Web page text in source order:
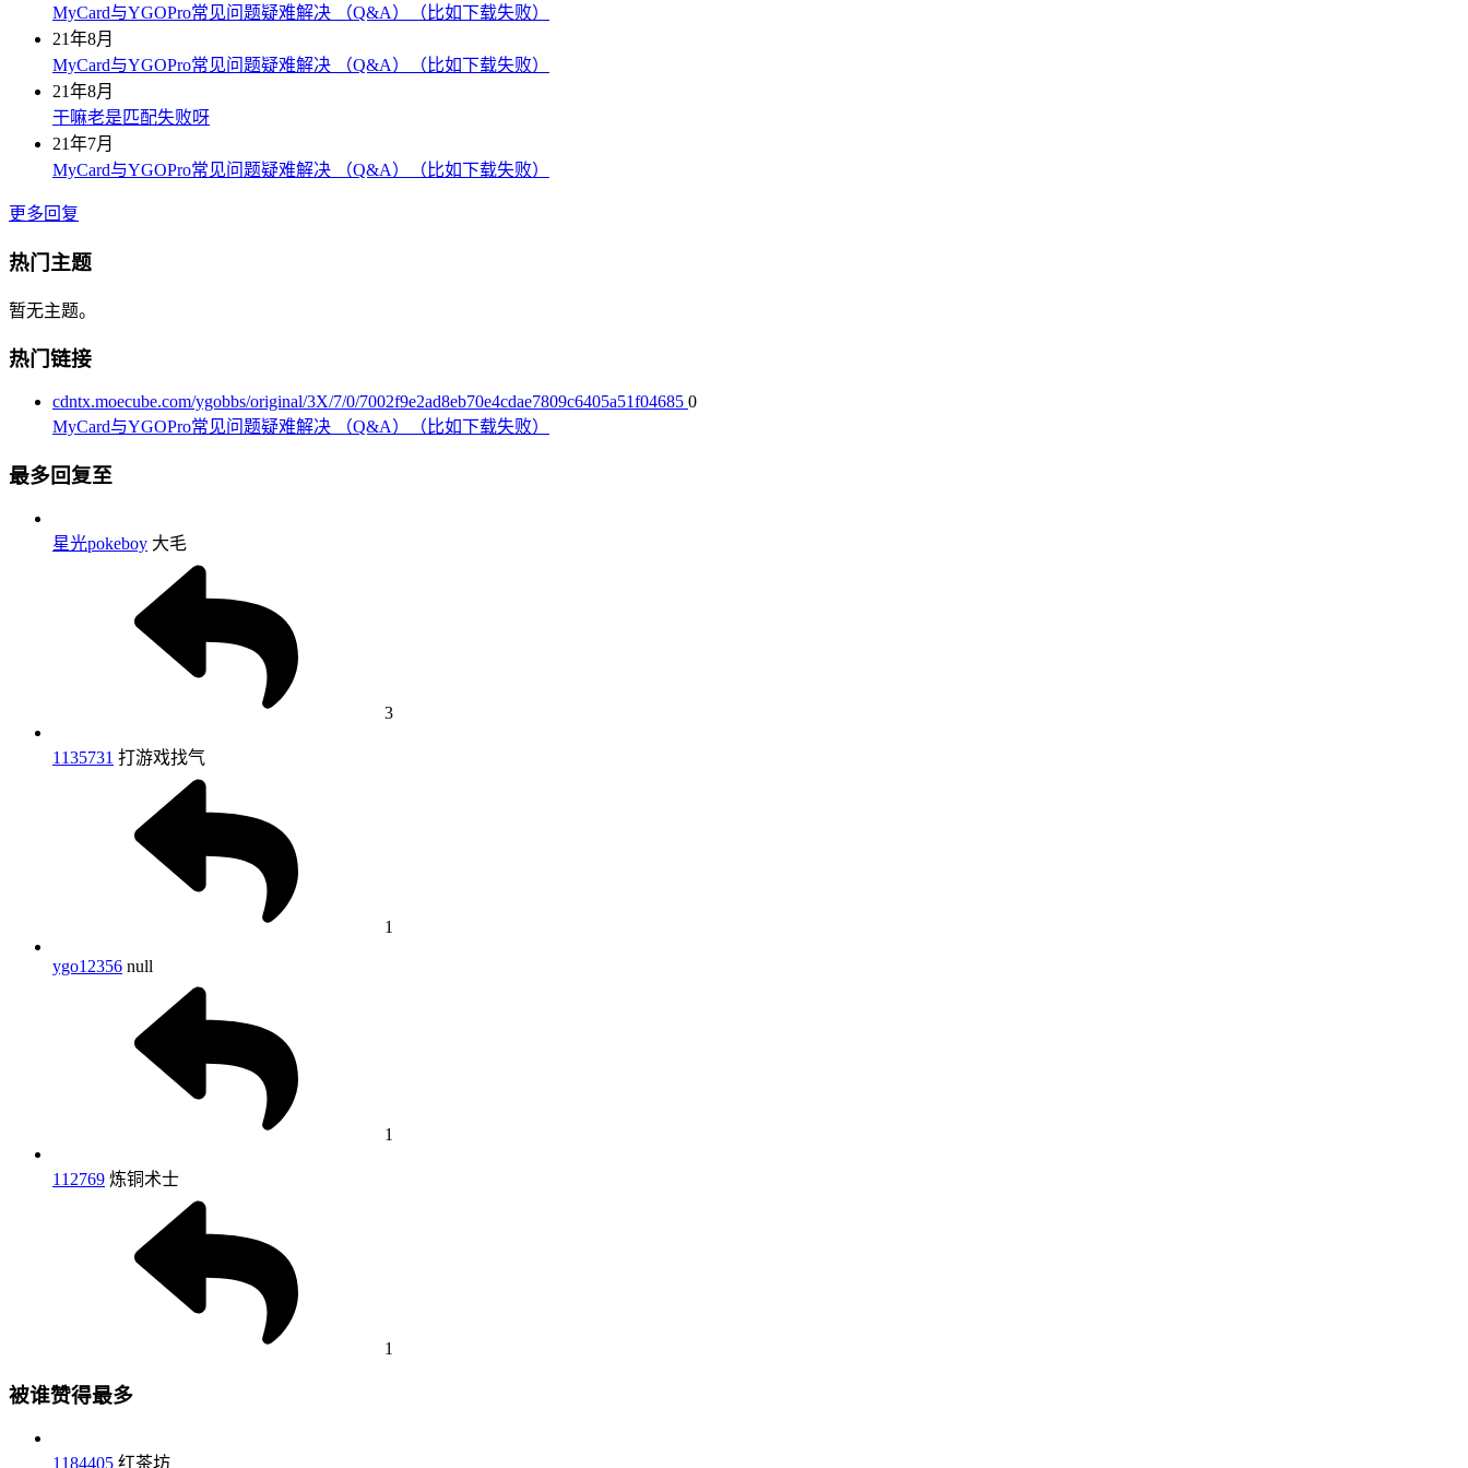
MyCard与YGOPro常见问题疑难解决 （Q&A）（比如下载失败）
21年8月
MyCard与YGOPro常见问题疑难解决 （Q&A）（比如下载失败）
21年8月
干嘛老是匹配失败呀
21年7月
MyCard与YGOPro常见问题疑难解决 （Q&A）（比如下载失败）
更多回复
热门主题
暂无主题。
热门链接
cdntx.moecube.com/ygobbs/original/3X/7/0/7002f9e2ad8eb70e4cdae7809c6405a51f04685 0
MyCard与YGOPro常见问题疑难解决 （Q&A）（比如下载失败）
最多回复至
星光pokeboy 大毛
3
1135731 打游戏找气
1
ygo12356 null
1
112769 炼铜术士
1
被谁赞得最多
1184405 红茶坊